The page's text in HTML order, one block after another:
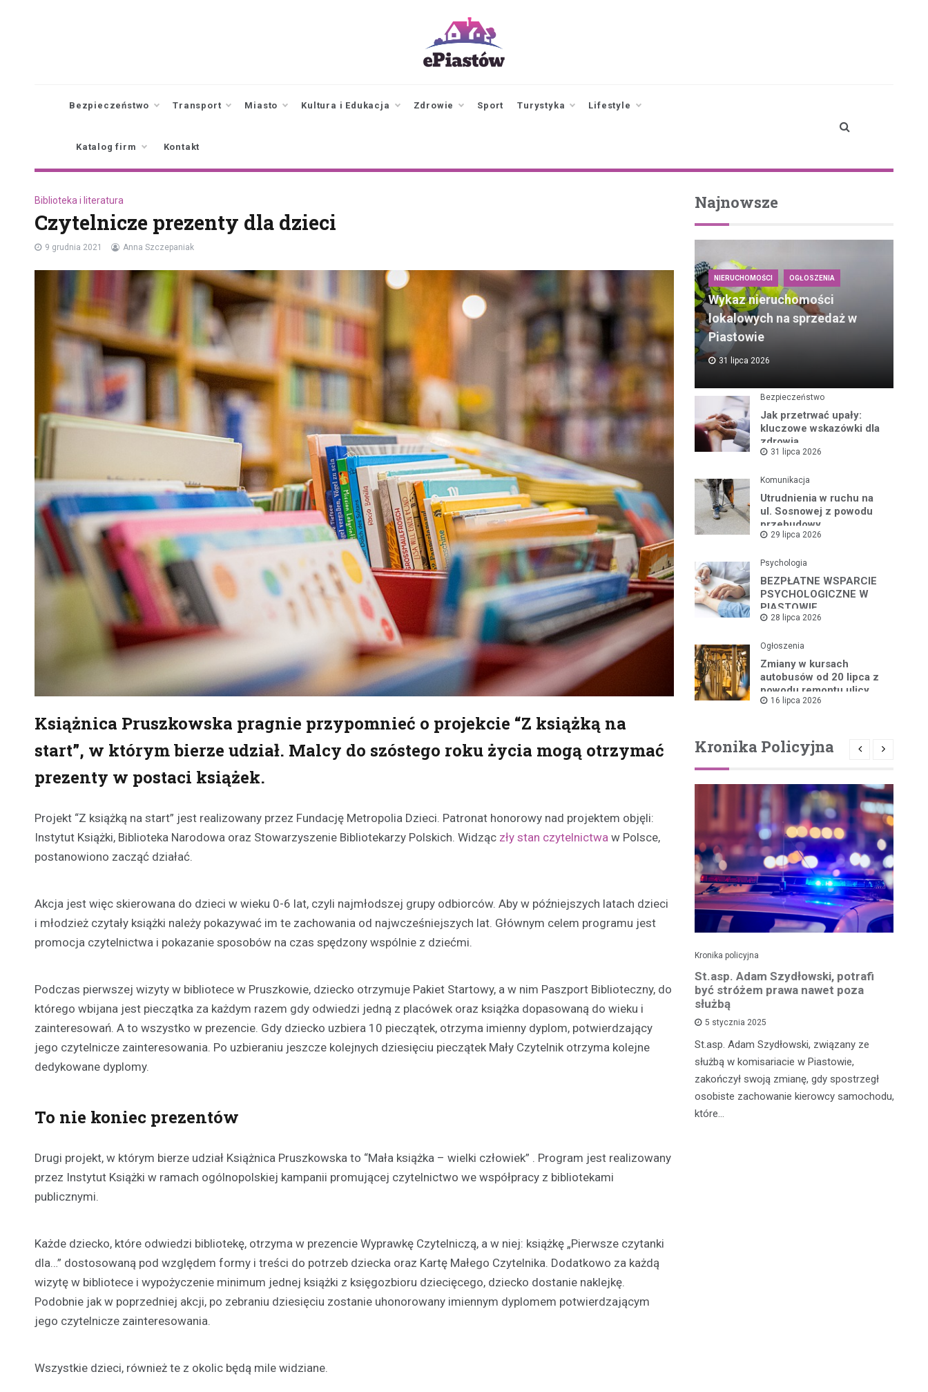
Piastowa i
okolicy
Bezpieczeństwo Transport Miasto Kultura i Edukacja Zdrowie Sport Turystyka Lifestyle
Katalog firm Kontakt
Biblioteka i literatura
Czytelnicze prezenty dla dzieci
9 grudnia 2021 Anna Szczepaniak
Książnica Pruszkowska pragnie przypomnieć o projekcie “Z książką na
start”, w którym bierze udział. Malcy do szóstego roku życia mogą otrzymać
prezenty w postaci książek.
Projekt “Z książką na start” jest realizowany przez Fundację Metropolia Dzieci. Patronat honorowy nad projektem objęli: ​
Instytut Książki, Biblioteka Narodowa oraz Stowarzyszenie Bibliotekarzy Polskich. Widząc zły stan czytelnictwa w Polsce,
postanowiono zacząć działać.
Akcja jest więc skierowana do dzieci w wieku 0-6 lat, czyli najmłodszej grupy odbiorców. Aby w późniejszych latach dzieci
i młodzież czytały książki należy pokazywać im te zachowania od najwcześniejszych lat. Głównym celem programu jest
promocja czytelnictwa i pokazanie sposobów na czas spędzony wspólnie z dziećmi.
Podczas pierwszej wizyty w bibliotece w Pruszkowie, dziecko otrzymuje Pakiet Startowy, a w nim Paszport Biblioteczny, do
którego wbijana jest pieczątka za każdym razem gdy odwiedzi jedną z placówek oraz książka dopasowaną do wieku i
zainteresowań. A to wszystko w prezencie. Gdy dziecko uzbiera 10 pieczątek, otrzyma imienny dyplom, potwierdzający
jego czytelnicze zainteresowania. Po uzbieraniu jeszcze kolejnych dziesięciu pieczątek Mały Czytelnik otrzyma kolejne
dedykowane dyplomy.
To nie koniec prezentów
Drugi projekt, w którym bierze udział Książnica Pruszkowska to “Mała książka – wielki człowiek” . Program jest realizowany
przez Instytut Książki w ramach ogólnopolskiej kampanii promującej czytelnictwo we współpracy z bibliotekami
publicznymi.
Każde dziecko, które odwiedzi bibliotekę, otrzyma w prezencie Wyprawkę Czytelniczą, a w niej: książkę „Pierwsze czytanki
dla…” dostosowaną pod względem formy i treści do potrzeb dziecka oraz Kartę Małego Czytelnika. Dodatkowo za każdą
wizytę w bibliotece i wypożyczenie minimum jednej książki z księgozbioru dziecięcego, dziecko dostanie naklejkę.
Podobnie jak w poprzedniej akcji, po zebraniu dziesięciu zostanie uhonorowany imiennym dyplomem potwierdzającym
jego czytelnicze zainteresowania.
Wszystkie dzieci, również te z okolic będą mile widziane.
Najnowsze
NIERUCHOMOŚCI OGŁOSZENIA
Wykaz nieruchomości
lokalowych na sprzedaż w
Piastowie
31 lipca 2026
Bezpieczeństwo
Jak przetrwać upały:
kluczowe wskazówki dla
zdrowia
31 lipca 2026
Komunikacja
Utrudnienia w ruchu na
ul. Sosnowej z powodu
przebudowy
29 lipca 2026
Psychologia
BEZPŁATNE WSPARCIE
PSYCHOLOGICZNE W
PIASTOWIE
28 lipca 2026
Ogłoszenia
Zmiany w kursach
autobusów od 20 lipca z
powodu remontu ulicy
16 lipca 2026
Kronika Policyjna
zaparkowane pojazdy, spowodował
straty wynoszące ponad 13 tysięcy
złotych
14 lipca 2024
Kronika policyjna
St.asp. Adam Szydłowski, potrafi
być stróżem prawa nawet poza
służbą
5 stycznia 2025
St.asp. Adam Szydłowski, związany ze
służbą w komisariacie w Piastowie,
zakończył swoją zmianę, gdy spostrzegł
osobiste zachowanie kierowcy samochodu,
które…